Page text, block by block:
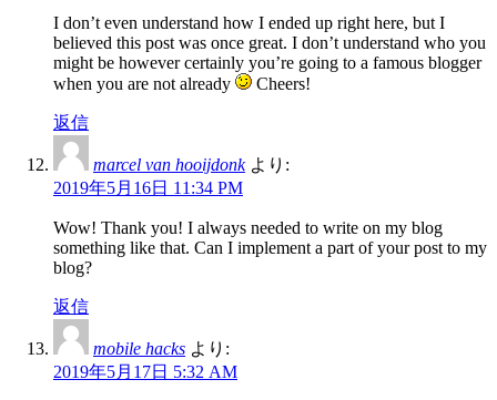
I don’t even understand how I ended up right here, but I
believed this post was once great. I don’t understand who you
might be however certainly you’re going to a famous blogger
when you are not already
Cheers!
返信
marcel van hooijdonk より:
2019年5月16日 11:34 PM
Wow! Thank you! I always needed to write on my blog
something like that. Can I implement a part of your post to my
blog?
返信
mobile hacks より:
2019年5月17日 5:32 AM